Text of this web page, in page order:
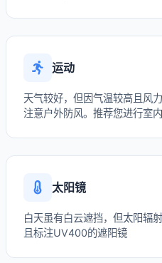
运动
天气较好，但因气温较高且风
注意户外防风。推荐您进行室内
太阳镜
白天虽有白云遮挡，但太阳辐
且标注UV400的遮阳镜